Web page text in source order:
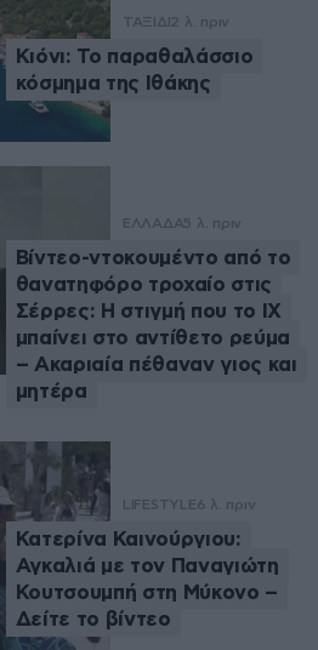
ΤΑΞΙΔΙ2 λ. πριν
Κιόνι: Το παραθαλάσσιο
κόσμημα της Ιθάκης
ΕΛΛΑΔΑ5 λ. πριν
Βίντεο-ντοκουμέντο από το
θανατηφόρο τροχαίο στις
Σέρρες: Η στιγμή που το ΙΧ
μπαίνει στο αντίθετο ρεύμα
– Ακαριαία πέθαναν γιος και
μητέρα
LIFESTYLE6 λ. πριν
Κατερίνα Καινούργιου:
Αγκαλιά με τον Παναγιώτη
Κουτσουμπή στη Μύκονο –
Δείτε το βίντεο